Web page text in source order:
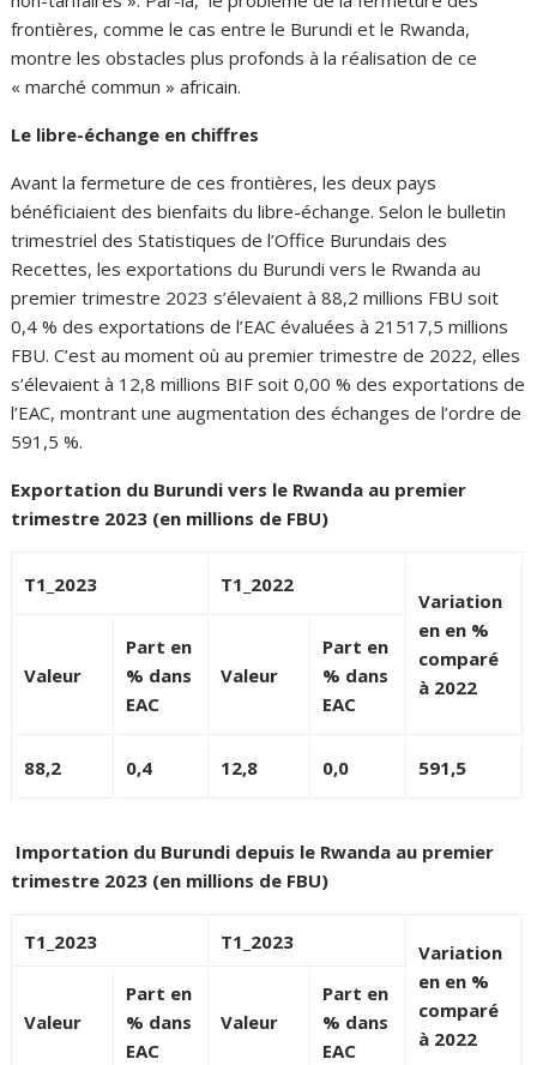
frontières, comme le cas entre le Burundi et le Rwanda,
montre les obstacles plus profonds à la réalisation de ce
« marché commun » africain.
Le libre-échange en chiffres
Avant la fermeture de ces frontières, les deux pays
bénéficiaient des bienfaits du libre-échange. Selon le bulletin
trimestriel des Statistiques de l’Office Burundais des
Recettes, les exportations du Burundi vers le Rwanda au
premier trimestre 2023 s’élevaient à 88,2 millions FBU soit
0,4 % des exportations de l’EAC évaluées à 21517,5 millions
FBU. C’est au moment où au premier trimestre de 2022, elles
s’élevaient à 12,8 millions BIF soit 0,00 % des exportations de
l’EAC, montrant une augmentation des échanges de l’ordre de
591,5 %.
Exportation du Burundi vers le Rwanda au premier
trimestre 2023 (en millions de FBU)
T1_2023 T1_2022
Variation
en en %
comparé
à 2022
Valeur
Part en
% dans
EAC
Valeur
Part en
% dans
EAC
88,2 0,4 12,8 0,0 591,5
Importation du Burundi depuis le Rwanda au premier
trimestre 2023 (en millions de FBU)
T1_2023 T1_2023
Variation
en en %
comparé
à 2022
Valeur
Part en
% dans
EAC
Valeur
Part en
% dans
EAC